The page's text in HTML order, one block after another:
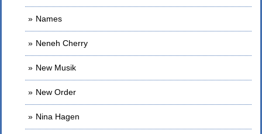
Names
Neneh Cherry
New Musik
New Order
Nina Hagen